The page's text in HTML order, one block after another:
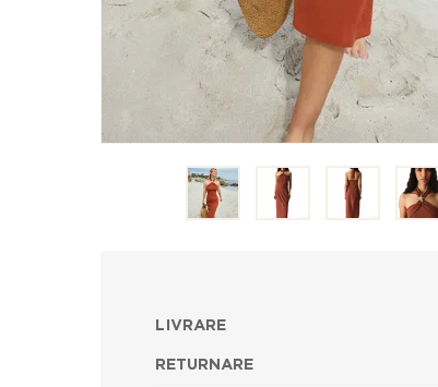
LIVRARE
RETURNARE